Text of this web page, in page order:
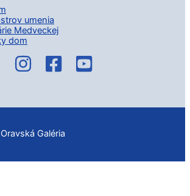
umenia
Medveckej
dom
Galéria